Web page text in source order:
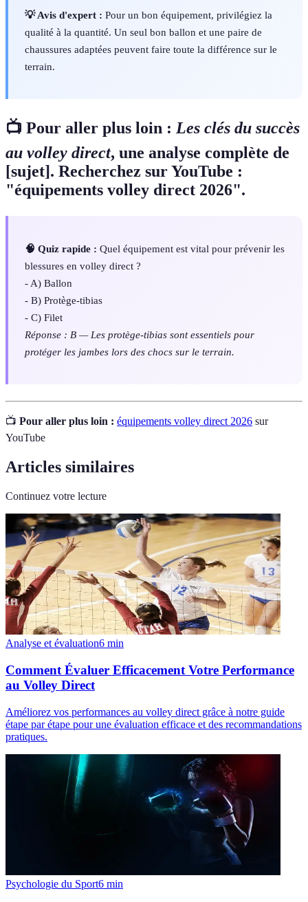
💡 Avis d'expert : Pour un bon équipement, privilégiez la
qualité à la quantité. Un seul bon ballon et une paire de
chaussures adaptées peuvent faire toute la différence sur le
terrain.
📺 Pour aller plus loin : Les clés du succès
au volley direct, une analyse complète de
[sujet]. Recherchez sur YouTube :
"équipements volley direct 2026".
🧠 Quiz rapide : Quel équipement est vital pour prévenir les
blessures en volley direct ?
- A) Ballon
- B) Protège-tibias
- C) Filet
Réponse : B — Les protège-tibias sont essentiels pour
protéger les jambes lors des chocs sur le terrain.
📺 Pour aller plus loin : équipements volley direct 2026 sur
YouTube
Articles similaires
Continuez votre lecture
Analyse et évaluation6 min
Comment Évaluer Efficacement Votre Performance
au Volley Direct
Améliorez vos performances au volley direct grâce à notre guide
étape par étape pour une évaluation efficace et des recommandations
pratiques.
Psychologie du Sport6 min